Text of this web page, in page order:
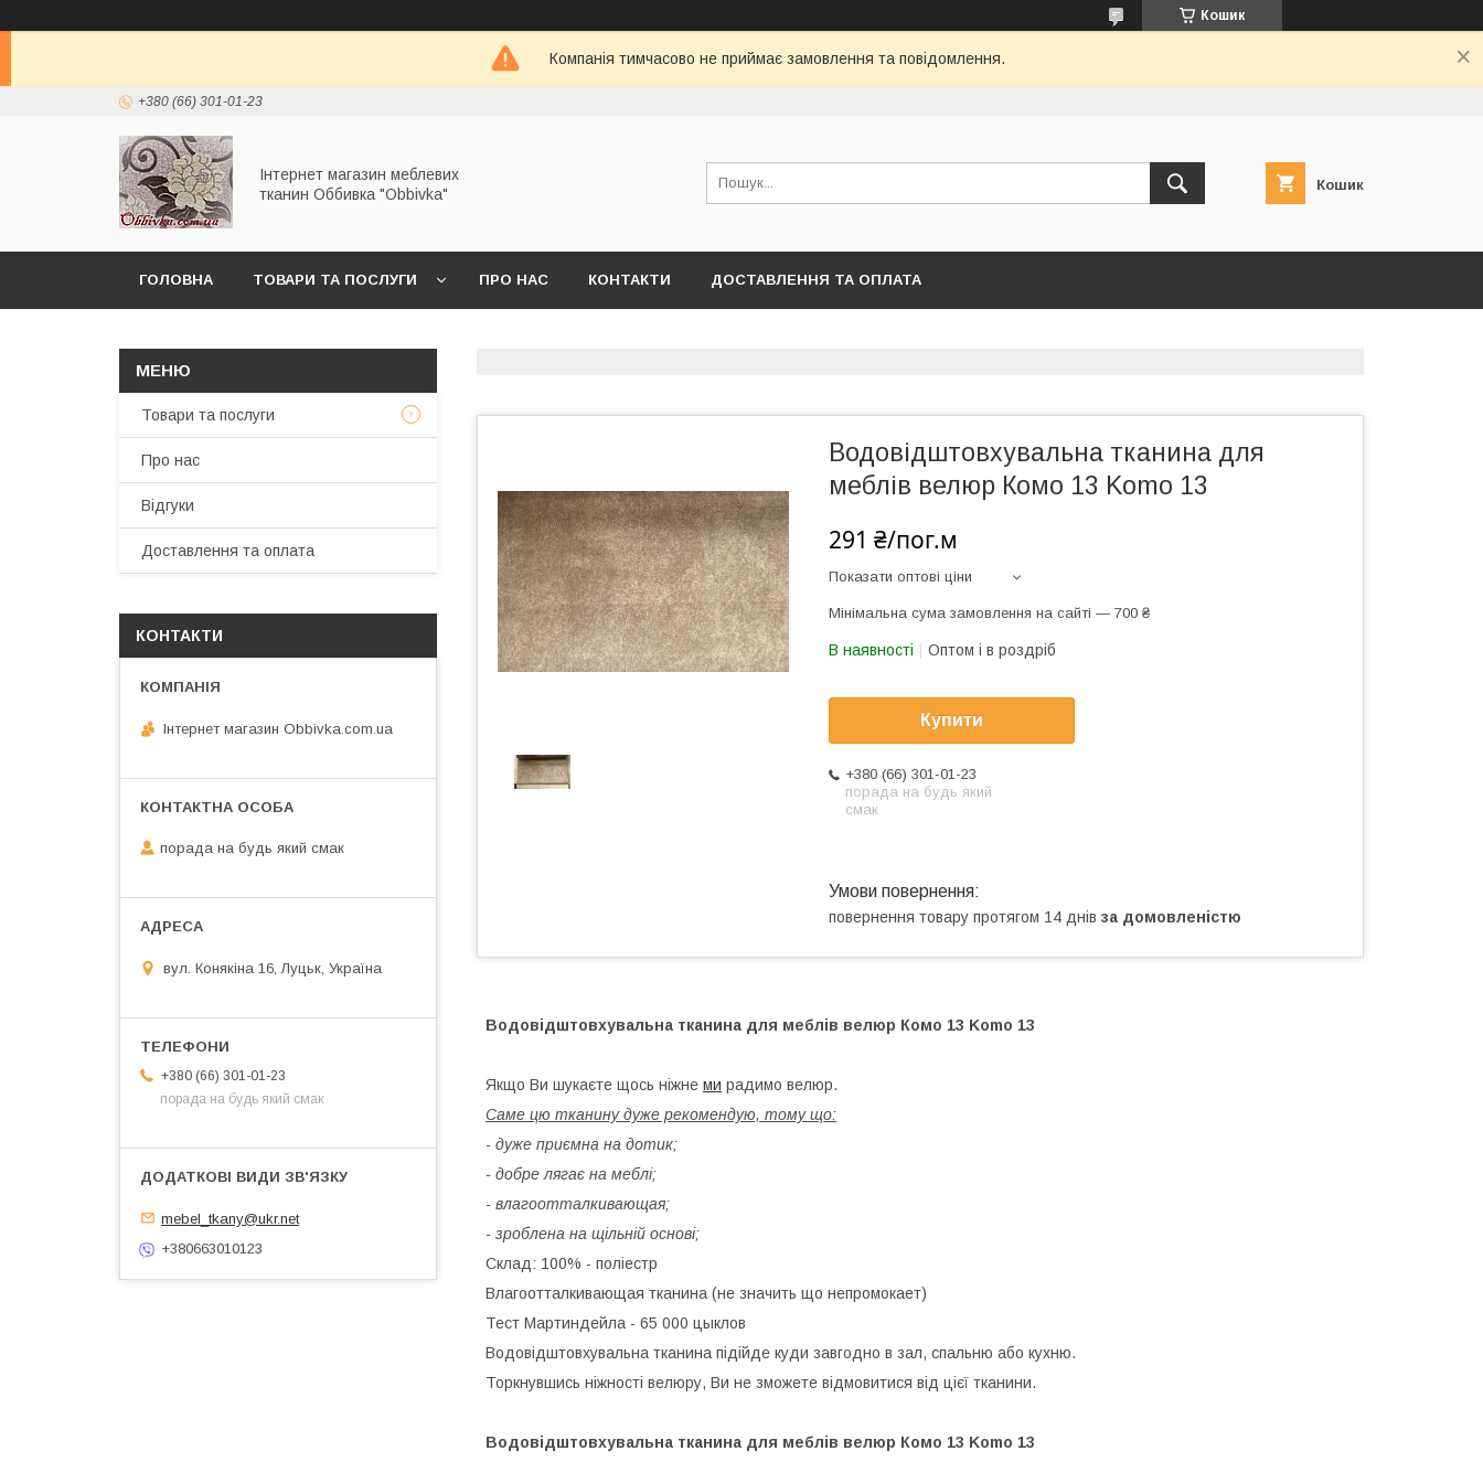
Кошик
Компанія тимчасово не приймає замовлення та повідомлення.
+380 (66) 301-01-23
Інтернет магазин меблевих
тканин Оббивка "Obbivka"
Кошик
ГОЛОВНА ТОВАРИ ТА ПОСЛУГИ ПРО НАС КОНТАКТИ ДОСТАВЛЕННЯ ТА ОПЛАТА
Водовідштовхувальна тканина для
меблів велюр Комо 13 Komo 13
291 ₴/пог.м
Показати оптові ціни
Мінімальна сума замовлення на сайті — 700 ₴
В наявності Оптом і в роздріб
Купити
+380 (66) 301-01-23
порада на будь який
смак
повернення товару протягом 14 днів за домовленістю
Водовідштовхувальна тканина для меблів велюр Комо 13 Komo 13
Якщо Ви шукаєте щось ніжне ми радимо велюр.
Саме цю тканину дуже рекомендую, тому що:
- дуже приємна на дотик;
- добре лягає на меблі;
- влагоотталкивающая;
- зроблена на щільній основі;
Склад: 100% - поліестр
Влагоотталкивающая тканина (не значить що непромокает)
Тест Мартиндейла - 65 000 цыклов
Водовідштовхувальна тканина підійде куди завгодно в зал, спальню або кухню.
Торкнувшись ніжності велюру, Ви не зможете відмовитися від цієї тканини.
Водовідштовхувальна тканина для меблів велюр Комо 13 Komo 13
Товари та послуги
Про нас
Відгуки
Доставлення та оплата
КОНТАКТИ
Інтернет магазин Obbivka.com.ua
порада на будь який смак
вул. Конякіна 16, Луцьк, Україна
+380 (66) 301-01-23
порада на будь який смак
mebel_tkany@ukr.net
+380663010123